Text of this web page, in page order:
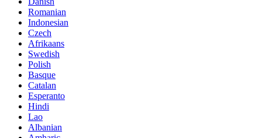
Romanian
Indonesian
Czech
Afrikaans
Swedish
Polish
Basque
Catalan
Esperanto
Hindi
Lao
Albanian